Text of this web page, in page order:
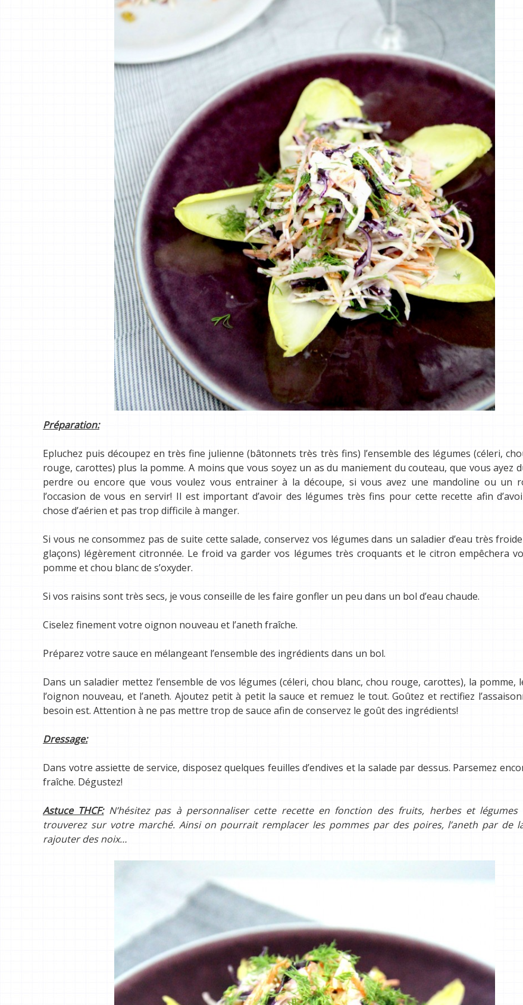
Préparation:
Epluchez puis découpez en très fine julienne (bâtonnets très très fins) l’ensemble des légumes (céleri,
rouge, carottes) plus la pomme. A moins que vous soyez un as du maniement du couteau, que vous ayez
perdre ou encore que vous voulez vous entrainer à la découpe, si vous avez une mandoline ou un
l’occasion de vous en servir! Il est important d’avoir des légumes très fins pour cette recette afin
chose d’aérien et pas trop difficile à manger.
Si vous ne consommez pas de suite cette salade, conservez vos légumes dans un saladier d’eau très
glaçons) légèrement citronnée. Le froid va garder vos légumes très croquants et le citron empêchera
pomme et chou blanc de s’oxyder.
Si vos raisins sont très secs, je vous conseille de les faire gonfler un peu dans un bol d’eau chaude.
Ciselez finement votre oignon nouveau et l’aneth fraîche.
Préparez votre sauce en mélangeant l’ensemble des ingrédients dans un bol.
Dans un saladier mettez l’ensemble de vos légumes (céleri, chou blanc, chou rouge, carottes), la pomme,
l’oignon nouveau, et l’aneth. Ajoutez petit à petit la sauce et remuez le tout. Goûtez et rectifiez
besoin est. Attention à ne pas mettre trop de sauce afin de conservez le goût des ingrédients!
Dressage:
Dans votre assiette de service, disposez quelques feuilles d’endives et la salade par dessus. Parsemez
fraîche. Dégustez!
Astuce THCF:N’hésitez pas à personnaliser cette recette en fonction des fruits, herbes et légumes
trouverez sur votre marché. Ainsi on pourrait remplacer les pommes par des poires, l’aneth par de
rajouter des noix…